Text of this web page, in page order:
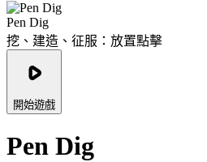
Pen Dig
挖、建造、征服：放置點擊
開始遊戲
Pen Dig